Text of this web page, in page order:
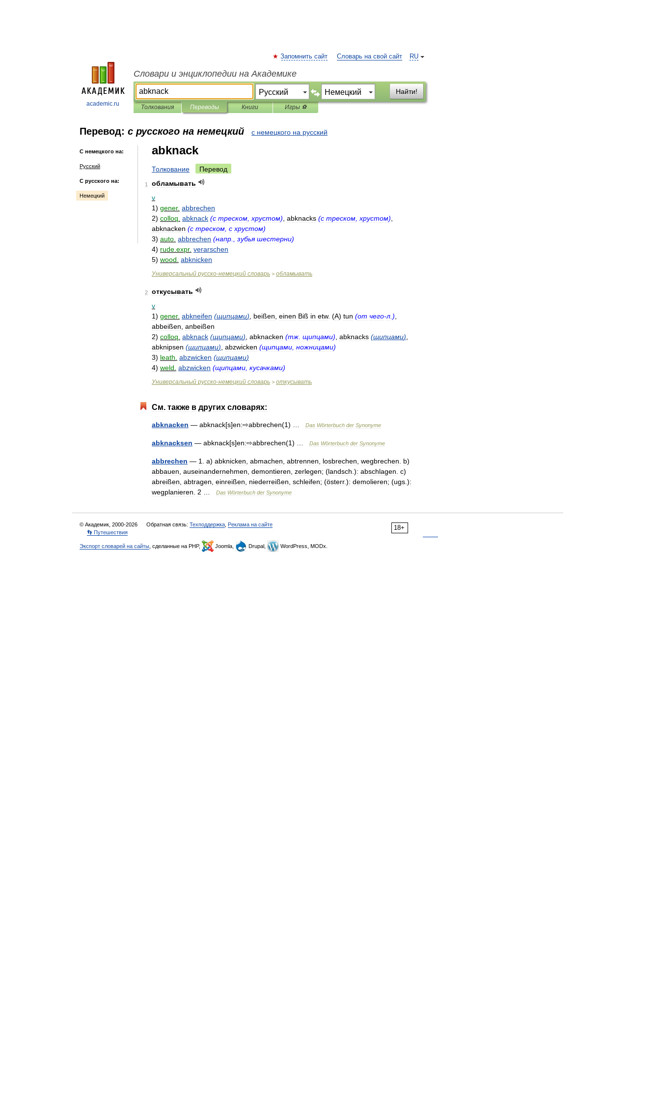
academic.ru
RU
Запомнить сайт Словарь на свой сайт
Словари и энциклопедии на Академике
Найти!
Толкования Переводы Книги Игры ⚽
Перевод: с русского на немецкий с немецкого на русский
С немецкого на:
Русский
С русского на:
Немецкий
abknack
Толкование Перевод
1
обламывать
v
1) gener. abbrechen
2) colloq abknack (с треском хрустом) abknacks (с треском хрустом)
abknacken (с треском с хрустом)
3) auto abbrechen (напр зубья шестерни)
4) rude expr. verarschen
5) wood abknicken
Универсальный русско-немецкий словарь > обламывать
2
откусывать
v
1) gener. abkneifen (щипцами) beißen einen Biß in etw. (A) tun (от чего-л .)
abbeißen anbeißen
2) colloq abknack (щипцами) abknacken (тж щипцами) abknacks (щипцами)
abknipsen (щипцами) abzwicken (щипцами ножницами)
3) leath abzwicken (щипцами)
4) weld abzwicken (щипцами кусачками)
Универсальный русско-немецкий словарь > откусывать
См. также в других словарях:
abknacken — abknack[s]en:⇨abbrechen(1) … Das Wörterbuch der Synonyme
abknacksen — abknack[s]en:⇨abbrechen(1) … Das Wörterbuch der Synonyme
abbrechen — 1 a) abknicken abmachen abtrennen losbrechen wegbrechen b)
abbauen auseinandernehmen demontieren zerlegen; (landsch .): abschlagen c)
abreißen abtragen einreißen niederreißen schleifen; (österr.): demolieren; (ugs .):
wegplanieren
2 Das Wörterbuch der Synonyme
18+
© Академик, 2000-2026 Обратная связь: Техподдержка Реклама на сайте
👣 Путешествия
Экспорт словарей на сайты , сделанные на PHP, Joomla, Drupal, WordPress, MODx.